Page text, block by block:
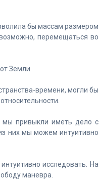
бы массам размером
перемещаться во
Земли
времени, могли бы
мы привыкли иметь дело с
них мы можем интуитивно
исследовать. На
маневра.